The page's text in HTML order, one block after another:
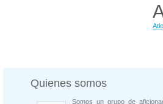
Quienes somos
Somos un grupo de